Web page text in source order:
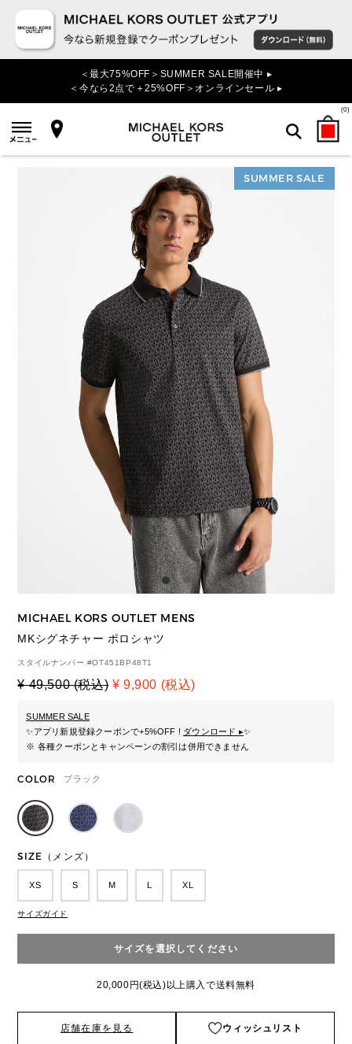
＜最大75%OFF＞SUMMER SALE開催中 ▸
＜今なら2点で＋25%OFF＞オンラインセール ▸
(0)
検索
SUMMER SALE
MICHAEL KORS OUTLET MENS
MKシグネチャー ポロシャツ
スタイルナンバー #OT451BP48T1
¥ 49,500 (税込) ¥ 9,900 (税込)
SUMMER SALE
✨アプリ新規登録クーポンで+5%OFF ! ダウンロード ▸✨
※ 各種クーポンとキャンペーンの割引は併用できません
COLOR ブラック
SIZE（メンズ）
XS S M XL
サイズガイド
サイズを選択してください
20,000円(税込)以上購入で送料無料
店舗在庫を見る ウィッシュリスト